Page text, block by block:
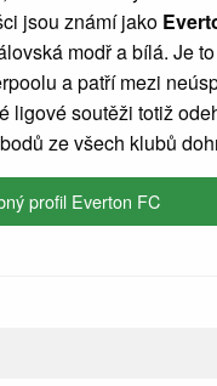
jsou známí jako
modř a bílá. Je
a patří mezi
ligové soutěži totiž
ze všech klubů
profil Everton FC